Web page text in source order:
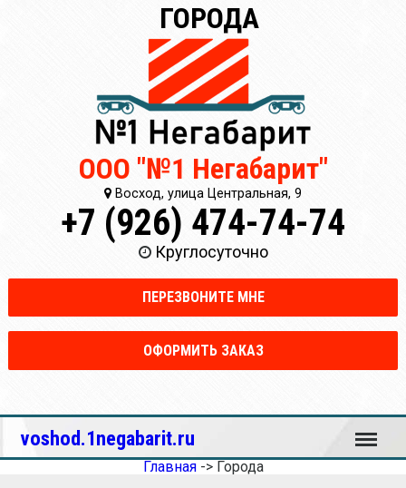
ГОРОДА
ООО "№1 Негабарит"
Восход, улица Центральная, 9
+7 (926) 474-74-74
Круглосуточно
ПЕРЕЗВОНИТЕ МНЕ
ОФОРМИТЬ ЗАКАЗ
voshod.1negabarit.ru Меню
Главная-> Города